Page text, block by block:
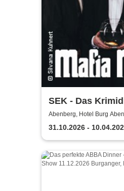
SEK - Das
Mafia
Abenberg, Hotel Burg
31.10.2026 -